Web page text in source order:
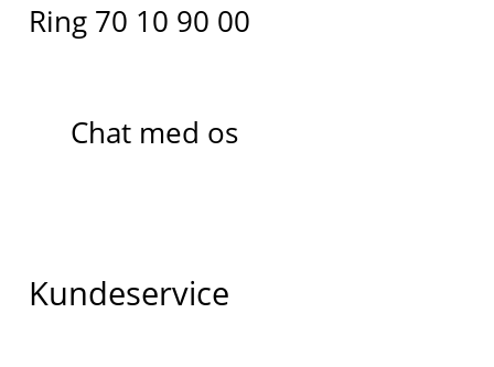
Ring 70 10 90 00
Chat med os
Kundeservice